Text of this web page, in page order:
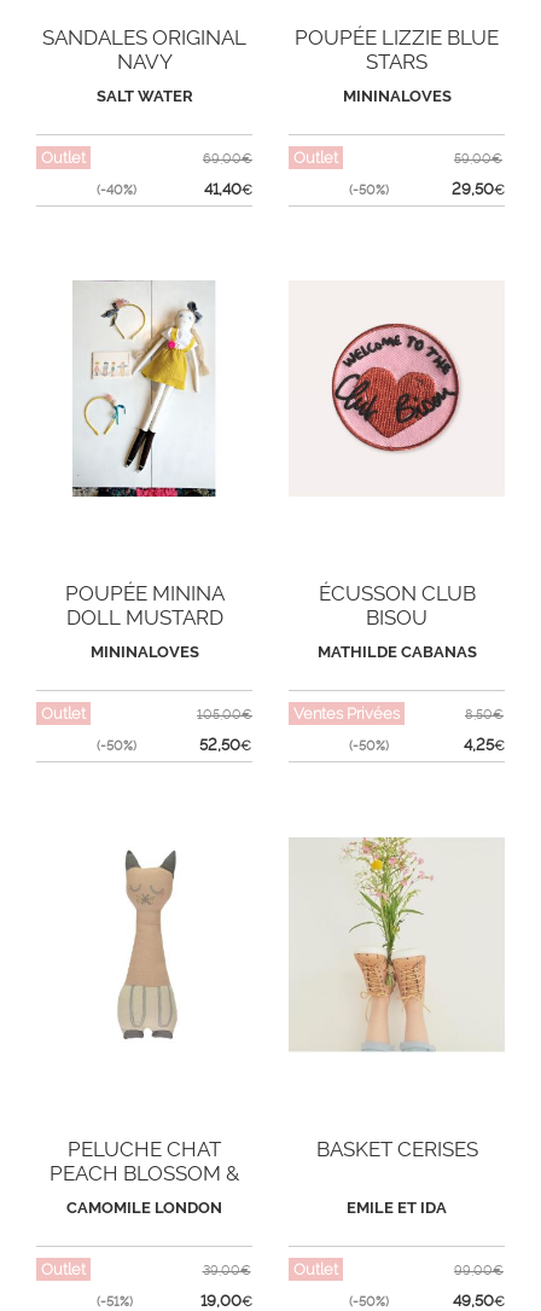
SANDALES ORIGINAL
NAVY
SALT WATER
Outlet
(-40%)
69,00€
41,40€
POUPÉE LIZZIE BLUE
STARS
MININALOVES
Outlet
(-50%)
59,00€
29,50€
POUPÉE MININA
DOLL MUSTARD
RUSSIA
MININALOVES
Outlet
(-50%)
105,00€
52,50€
ÉCUSSON CLUB
BISOU
MATHILDE CABANAS
Ventes Privées
(-50%)
8,50€
4,25€
PELUCHE CHAT
PEACH BLOSSOM &
STONE
CAMOMILE LONDON
Outlet
(-51%)
39,00€
19,00€
BASKET CERISES
EMILE ET IDA
Outlet
(-50%)
99,00€
49,50€